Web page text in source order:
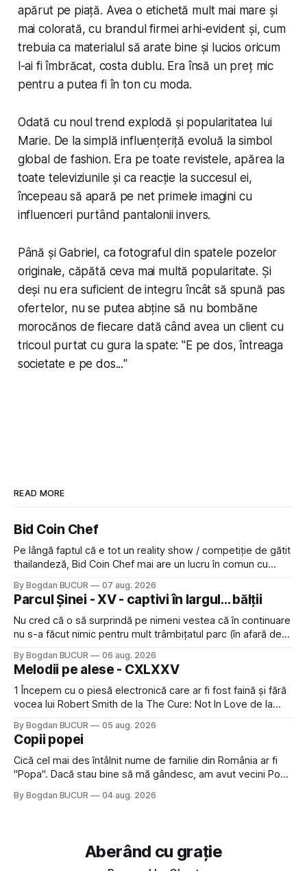
apărut pe piață. Avea o etichetă mult mai mare și
mai colorată, cu brandul firmei arhi-evident și, cum
trebuia ca materialul să arate bine și lucios oricum
l-ai fi îmbrăcat, costa dublu. Era însă un preț mic
pentru a putea fi în ton cu moda.
Odată cu noul trend explodă și popularitatea lui
Marie. De la simplă influențeriță evoluă la simbol
global de fashion. Era pe toate revistele, apărea la
toate televiziunile și ca reacție la succesul ei,
începeau să apară pe net primele imagini cu
influenceri purtând pantalonii invers.
Până și Gabriel, ca fotograful din spatele pozelor
originale, căpătă ceva mai multă popularitate. Și
deși nu era suficient de integru încât să spună pas
ofertelor, nu se putea abține să nu bombăne
morocănos de fiecare dată când avea un client cu
tricoul purtat cu gura la spate: "E pe dos, întreaga
societate e pe dos..."
READ MORE
Bid Coin Chef
Pe lângă faptul că e tot un reality show / competiție de gătit
thailandeză, Bid Coin Chef mai are un lucru în comun cu
lăsat rece la prima vedere, după care m-a făcut să mă
îndrăgostesc de el. Nu mi-a plăcut faptul
By Bogdan BUCUR 07 aug. 2026
Parcul Șinei - XV - captivi în largul... bălții
Nu cred că o să surprindă pe nimeni vestea că în continuare
nu s-a făcut nimic pentru mult trâmbițatul parc (în afară de
timp pui și latră prin gard la lumea care trece prin zonă). Am
avut, în schimb, o belea
By Bogdan BUCUR 06 aug. 2026
Melodii pe alese - CXLXXV
1 Începem cu o piesă electronică care ar fi fost faină și fără
vocea lui Robert Smith de la The Cure: Not In Love de la
a dovedit că jumătatea masculină a acelui duo era cam
dubioasă...) 2. Băgăm la
By Bogdan BUCUR 05 aug. 2026
Copii popei
Cică cel mai des întâlnit nume de familie din România ar fi
"Popa". Dacă stau bine să mă gândesc, am avut vecini Popa
Dexonline spune de etimologia termenului de popă că ar
By Bogdan BUCUR 04 aug. 2026
Aberând cu grație